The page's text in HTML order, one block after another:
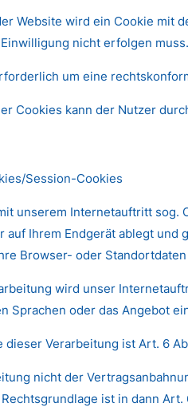
Website wird ein Cookie mit
nicht erfolgen muss.
um eine
Cookies kann der Nutzer
Session-Cookies
unserem Internetauftritt sog.
auf Ihrem Endgerät ablegt und
Browser- oder
wird unser
Sprachen oder das Angebot
dieser Verarbeitung ist Art. 6
nicht der
ist in dann Art.